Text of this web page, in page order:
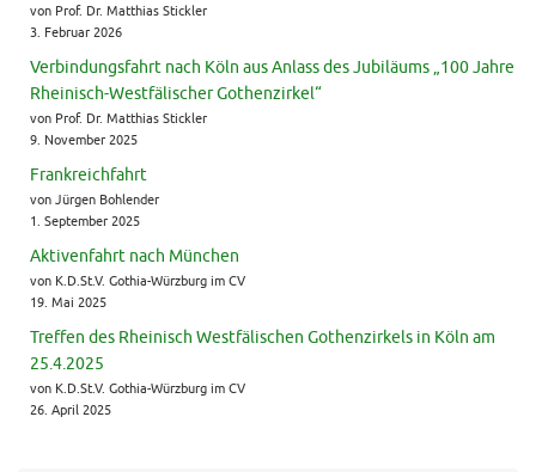
von Prof. Dr. Matthias Stickler
3. Februar 2026
Verbindungsfahrt nach Köln aus Anlass des Jubiläums „100 Jahre
Rheinisch-Westfälischer Gothenzirkel“
von Prof. Dr. Matthias Stickler
9. November 2025
Frankreichfahrt
von Jürgen Bohlender
1. September 2025
Aktivenfahrt nach München
von K.D.St.V. Gothia-Würzburg im CV
19. Mai 2025
Treffen des Rheinisch Westfälischen Gothenzirkels in Köln am
25.4.2025
von K.D.St.V. Gothia-Würzburg im CV
26. April 2025